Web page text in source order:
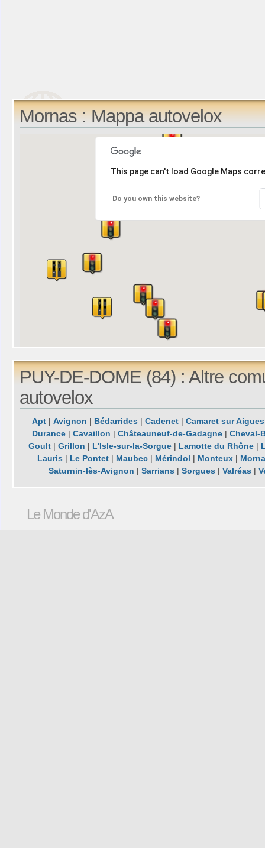
Mornas : Mappa autovelox
This page can't load Google Maps
Do you own this website?
PUY-DE-DOME (84) : Altre
autovelox
Apt |Avignon | Bédarrides |Cadenet |Camaret sur Aigues
Durance |Cavaillon |Châteauneuf-de-Gadagne |Cheval-
Goult |Grillon | L'Isle-sur-la-Sorgue | Lamotte du Rhône |
Lauris | Le Pontet | Maubec | Mérindol | Monteux |
Saturnin-lès-Avignon |Sarrians |Sorgues |Valréas |
Le Monde d'AzA